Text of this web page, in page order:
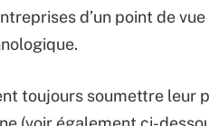
d’un point de vue
toujours soumettre leur